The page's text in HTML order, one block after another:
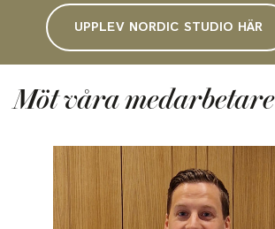
UPPLEV NORDIC STUDIO HÄR
Möt våra medarbetare